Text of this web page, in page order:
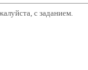
с заданием.